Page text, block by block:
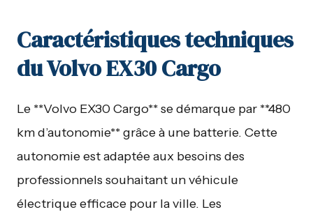
Caractéristiques techniques
du Volvo EX30 Cargo
Le **Volvo EX30 Cargo** se démarque par **480
km d’autonomie** grâce à une batterie. Cette
autonomie est adaptée aux besoins des
professionnels souhaitant un véhicule
électrique efficace pour la ville. Les